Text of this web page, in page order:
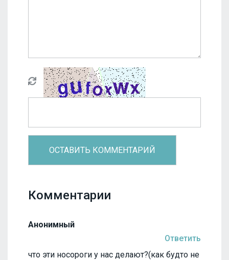
Комментарии
Анонимный
Ответить
что эти носороги у нас делают?(как будто не